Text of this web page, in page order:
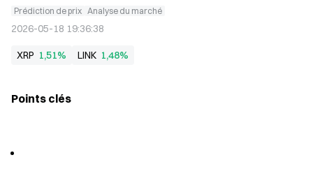
Prédiction de prix Analyse du marché
2026-05-18 19:36:38
XRP 1,51% LINK 1,48%
Points clés